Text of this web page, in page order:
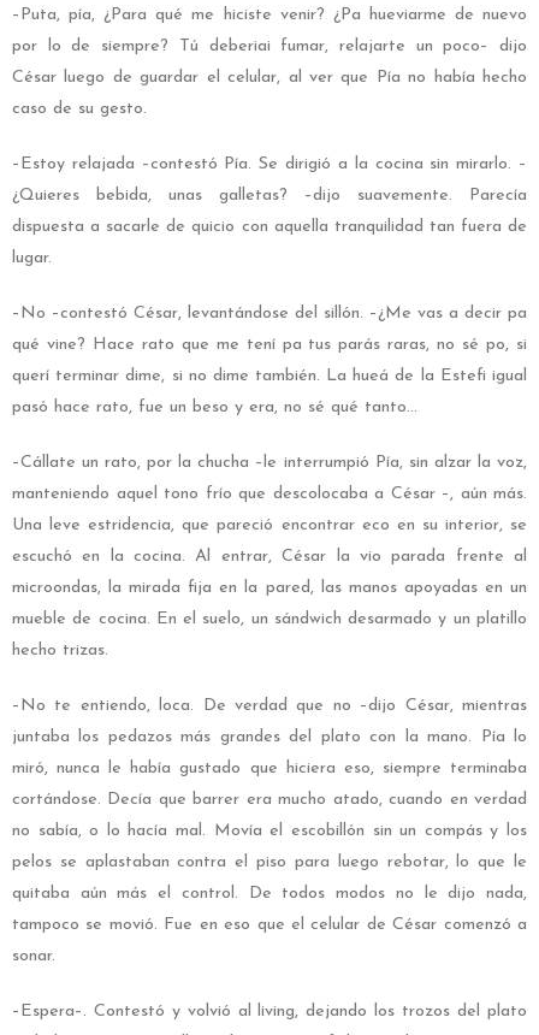
–Puta, pía, ¿Para qué me hiciste venir? ¿Pa hueviarme de nuevo
por lo de siempre? Tú deberiai fumar, relajarte un poco– dijo
César luego de guardar el celular, al ver que Pía no había hecho
caso de su gesto.
–Estoy relajada –contestó Pía. Se dirigió a la cocina sin mirarlo. –
¿Quieres bebida, unas galletas? –dijo suavemente. Parecía
dispuesta a sacarle de quicio con aquella tranquilidad tan fuera de
lugar.
–No –contestó César, levantándose del sillón. –¿Me vas a decir pa
qué vine? Hace rato que me tení pa tus parás raras, no sé po, si
querí terminar dime, si no dime también. La hueá de la Estefi igual
pasó hace rato, fue un beso y era, no sé qué tanto…
–Cállate un rato, por la chucha –le interrumpió Pía, sin alzar la voz,
manteniendo aquel tono frío que descolocaba a César –, aún más.
Una leve estridencia, que pareció encontrar eco en su interior, se
escuchó en la cocina. Al entrar, César la vio parada frente al
microondas, la mirada fija en la pared, las manos apoyadas en un
mueble de cocina. En el suelo, un sándwich desarmado y un platillo
hecho trizas.
–No te entiendo, loca. De verdad que no –dijo César, mientras
juntaba los pedazos más grandes del plato con la mano. Pía lo
miró, nunca le había gustado que hiciera eso, siempre terminaba
cortándose. Decía que barrer era mucho atado, cuando en verdad
no sabía, o lo hacía mal. Movía el escobillón sin un compás y los
pelos se aplastaban contra el piso para luego rebotar, lo que le
quitaba aún más el control. De todos modos no le dijo nada,
tampoco se movió. Fue en eso que el celular de César comenzó a
sonar.
–Espera–. Contestó y volvió al living, dejando los trozos del plato